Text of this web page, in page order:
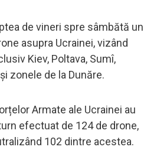
de vineri spre sâmbătă un
asupra Ucrainei, vizând
Kiev, Poltava, Sumî,
zonele de la Dunăre.
Armate ale Ucrainei au
efectuat de 124 de drone,
102 dintre acestea.